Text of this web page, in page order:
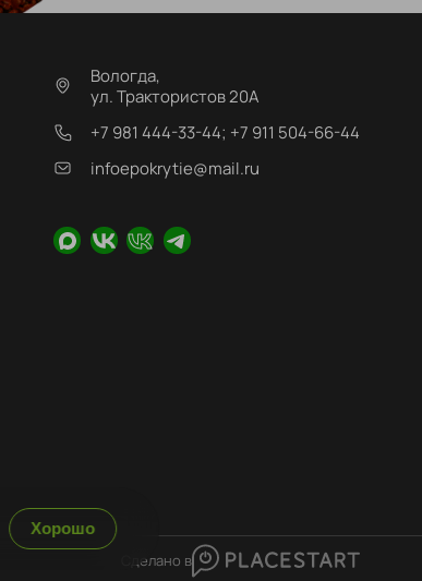
Вологда,
ул. Трактористов 20А
+7 981 444-33-44; +7 911 504-66-44
infoepokrytie@mail.ru
Сделано в
Хорошо